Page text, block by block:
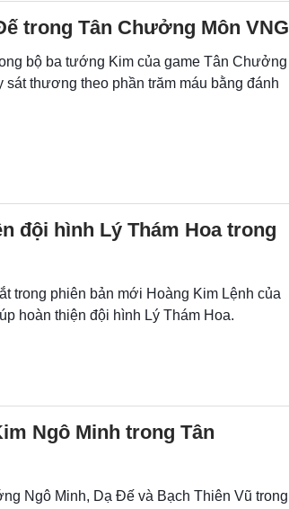
trong Tân Chưởng Môn VNG
bộ ba tướng Kim của game Tân Chưởng
thương theo phần trăm máu bằng đánh
đội hình Lý Thám Hoa trong
trong phiên bản mới Hoàng Kim Lệnh của
hoàn thiện đội hình Lý Thám Hoa.
Ngô Minh trong Tân
Ngô Minh, Dạ Đế và Bạch Thiên Vũ trong